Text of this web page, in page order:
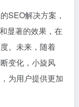
SEO解决方案，
显著的效果，在
。未来，随着
变化，小旋风
为用户提供更加